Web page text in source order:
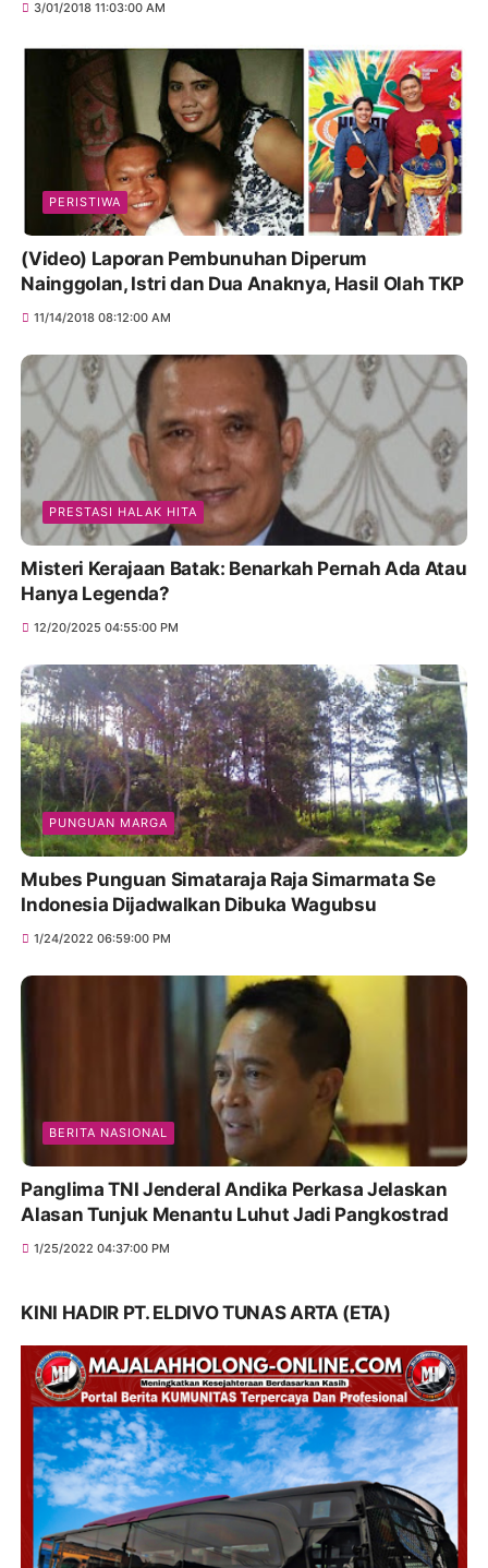
3/01/2018 11:03:00 AM
PERISTIWA
(Video) Laporan Pembunuhan Diperum
Nainggolan, Istri dan Dua Anaknya, Hasil Olah TKP
11/14/2018 08:12:00 AM
PRESTASI HALAK HITA
Misteri Kerajaan Batak: Benarkah Pernah Ada Atau
Hanya Legenda?
12/20/2025 04:55:00 PM
PUNGUAN MARGA
Mubes Punguan Simataraja Raja Simarmata Se
Indonesia Dijadwalkan Dibuka Wagubsu
1/24/2022 06:59:00 PM
BERITA NASIONAL
Panglima TNI Jenderal Andika Perkasa Jelaskan
Alasan Tunjuk Menantu Luhut Jadi Pangkostrad
1/25/2022 04:37:00 PM
KINI HADIR PT. ELDIVO TUNAS ARTA (ETA)